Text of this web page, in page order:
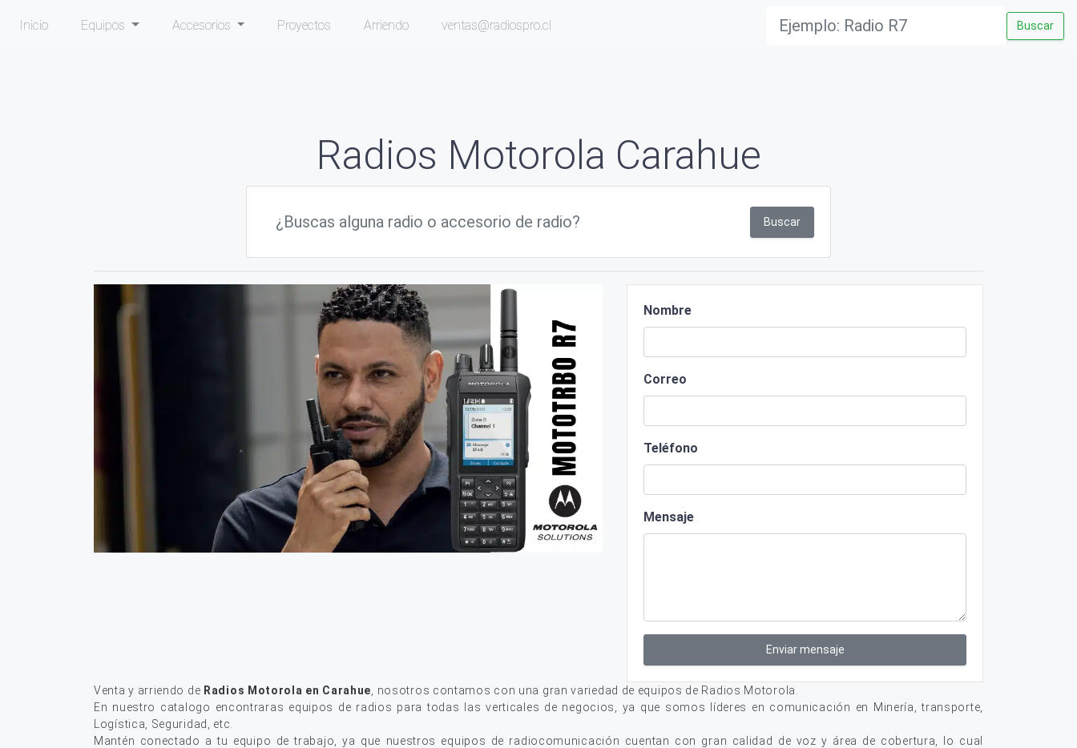
Inicio Equipos Accesorios Proyectos Arriendo ventas@radiospro.cl Buscar
Radios Motorola Carahue
Buscar
Nombre
Correo
Teléfono
Mensaje
Enviar mensaje
Venta y arriendo de Radios Motorola en Carahue , nosotros contamos con una gran variedad de equipos de Radios Motorola.
En nuestro catalogo encontraras equipos de radios para todas las verticales de negocios, ya que somos líderes en comunicación en Minería, transporte,
Logística, Seguridad, etc.
Mantén conectado a tu equipo de trabajo, ya que nuestros equipos de radiocomunicación cuentan con gran calidad de voz y área de cobertura, lo cual